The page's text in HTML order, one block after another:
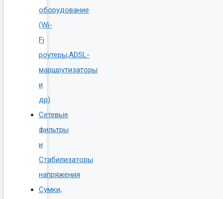
оборудование
(Wi-
Fi
роутеры,ADSL-
маршрутизаторы
и
др)
Сетевые
фильтры
и
Стабилизаторы
напряжения
Сумки,